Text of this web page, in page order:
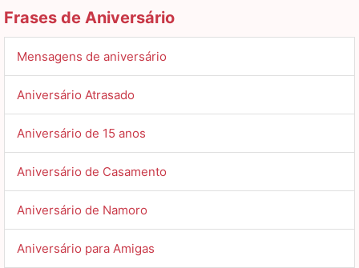
Frases de Aniversário
Mensagens de aniversário
Aniversário Atrasado
Aniversário de 15 anos
Aniversário de Casamento
Aniversário de Namoro
Aniversário para Amigas